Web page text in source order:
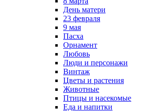
День матери
23 февраля
9 мая
Пасха
Орнамент
Любовь
Люди и персонажи
Винтаж
Цветы и растения
Животные
Птицы и насекомые
Еда и напитки